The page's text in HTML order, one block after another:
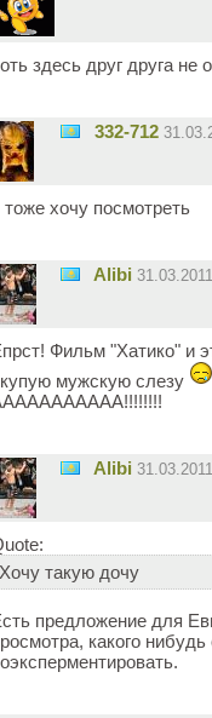
здесь друг друга не
332-712
тоже хочу посмотреть
Alibi
Фильм "Хатико" и
мужскую слезу
Alibi
Хочу такую дочу
предложение для
какого